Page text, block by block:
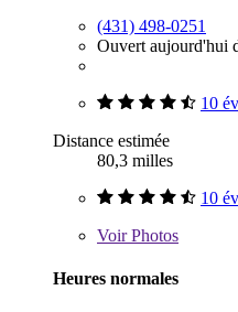
(431) 498-0251
Ouvert aujourd'hui
10
Distance estimée
80,3 milles
10
VoirPhotos
Heures normales